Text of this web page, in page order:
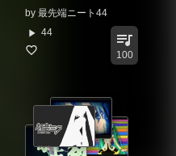
by 最先端ニート44
play_arrow 44 queue_music
100